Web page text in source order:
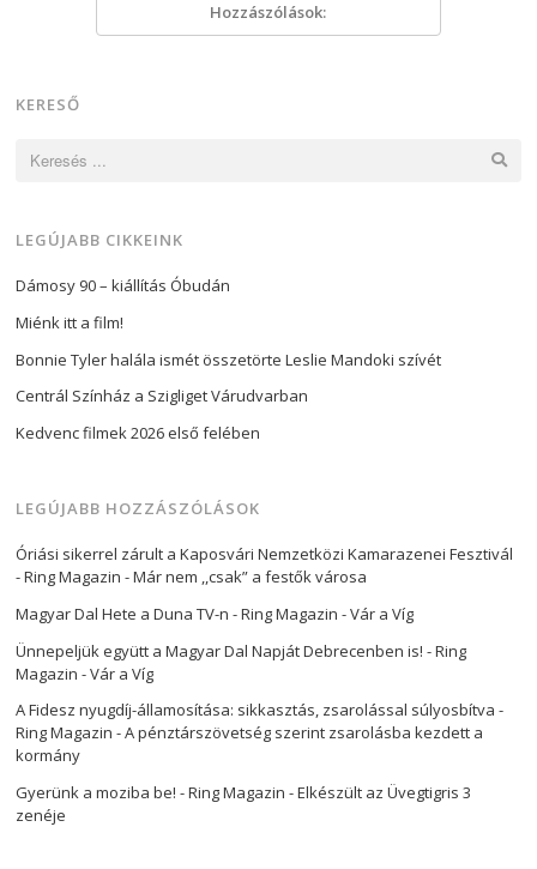
Hozzászólások:
KERESŐ
Keresés:
LEGÚJABB CIKKEINK
Dámosy 90 – kiállítás Óbudán
Miénk itt a film!
Bonnie Tyler halála ismét összetörte Leslie Mandoki szívét
Centrál Színház a Szigliget Várudvarban
Kedvenc filmek 2026 első felében
LEGÚJABB HOZZÁSZÓLÁSOK
Óriási sikerrel zárult a Kaposvári Nemzetközi Kamarazenei Fesztivál
- Ring Magazin -Már nem ,,csak” a festők városa
Magyar Dal Hete a Duna TV-n - Ring Magazin -Vár a Víg
Ünnepeljük együtt a Magyar Dal Napját Debrecenben is! - Ring
Magazin -Vár a Víg
A Fidesz nyugdíj-államosítása: sikkasztás, zsarolással súlyosbítva -
Ring Magazin -A pénztárszövetség szerint zsarolásba kezdett a
kormány
Gyerünk a moziba be! - Ring Magazin -Elkészült az Üvegtigris 3
zenéje